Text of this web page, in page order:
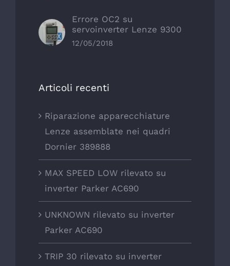
Errore OC2 su
servoinverter Lenze 9300
12/05/2018
Articoli recenti
Riparazione apparecchiature
Lenze assemblate nei quadri
Dornier 389888
MAX SPEED LOW rilevato su
inverter Parker AC690
UNKNOWN rilevato su inverter
Parker AC690
TRIP 30 rilevato su inverter